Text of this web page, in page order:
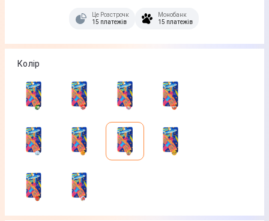
Це Розстрочка
15 платежів
Монобанк
15 платежів
Колір